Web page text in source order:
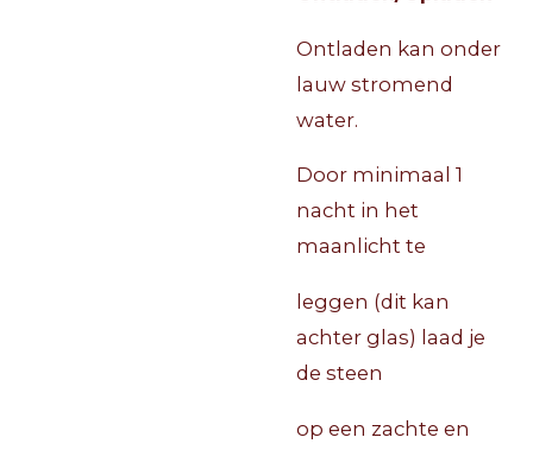
Ontladen kan onder
lauw stromend
water.
Door minimaal 1
nacht in het
maanlicht te
leggen (dit kan
achter glas) laad je
de steen
op een zachte en